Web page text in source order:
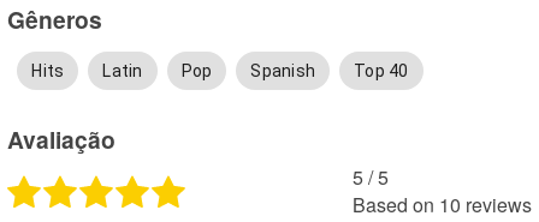
Gêneros
Hits Latin Pop Spanish Top 40
Avaliação
5 /5
Based on 10 reviews